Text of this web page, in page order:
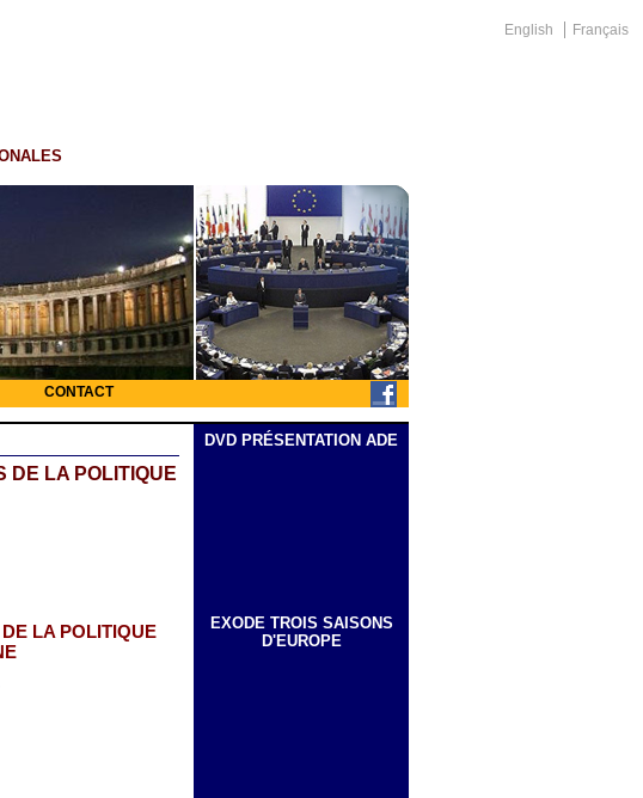
English Français
CONTACT
DE LA POLITIQUE
LA POLITIQUE
DVD PRÉSENTATION ADE
EXODE TROIS SAISONS
D'EUROPE